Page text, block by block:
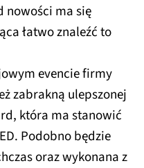
nowości ma się
łatwo znaleźć to
evencie firmy
zabrakną ulepszonej
która ma stanowić
Podobno będzie
oraz wykonana z